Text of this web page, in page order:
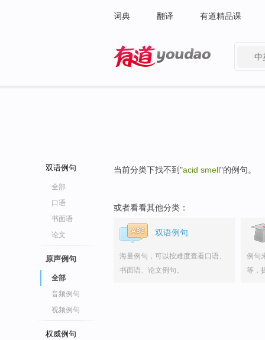
词典 翻译 有道精品课
中
双语例句
全部
口语
书面语
论文
原声例句
全部
音频例句
视频例句
权威例句
当前分类下找不到"acid smell"的例句。
或者看看其他分类：
双语例句
海量例句，可以按难度查看口语、
书面语、论文例句。
例句
等，